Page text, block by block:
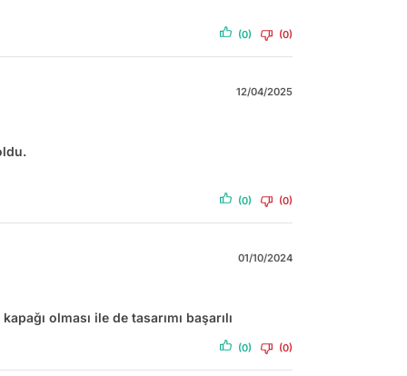
(0) (0)
12/04/2025
(0) (0)
01/10/2024
olması ile de tasarımı başarılı
(0) (0)